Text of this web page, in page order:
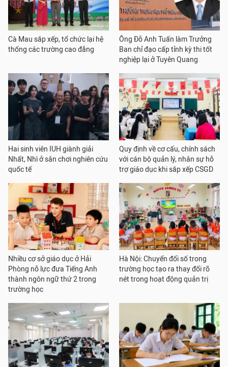
Cà Mau sắp xếp, tổ chức lại hệ
thống các trường cao đẳng
Ông Đỗ Anh Tuấn làm Trưởng
Ban chỉ đạo cấp tỉnh kỳ thi tốt
nghiệp lại ở Tuyên Quang
Hai sinh viên IUH giành giải
Nhất, Nhì ở sân chơi nghiên cứu
quốc tế
Quy định về cơ cấu, chính sách
với cán bộ quản lý, nhân sự hỗ
trợ giáo dục khi sắp xếp CSGD
Nhiều cơ sở giáo dục ở Hải
Phòng nỗ lực đưa Tiếng Anh
thành ngôn ngữ thứ 2 trong
trường học
Hà Nội: Chuyển đổi số trong
trường học tạo ra thay đổi rõ
nét trong hoạt động quản trị